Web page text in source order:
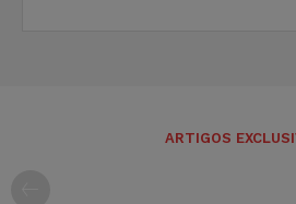
ARTIGOS